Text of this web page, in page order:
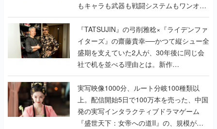
もキャラも武器も戦闘システムもワンオフ
で作り込まれた理由を両ディレクターに聞
く
『TATSUJIN』の弓削雅稔×『ライデンファ
イターズ』の齋藤貴幸──かつて縦シュー全
盛期を支えていた2人が、30年後に同じ会
社で机を並べる理由とは。新作
『TATSUJIN EXTREME』で初タッグを組
んだレジェンド2人に訊く開発秘話
実写映像1000分、ルート分岐100種類以
上。配信開始5日で100万本を売った、中国
発の実写インタラクティブドラマゲーム
『盛世天下：女帝への道II』の、規模が違